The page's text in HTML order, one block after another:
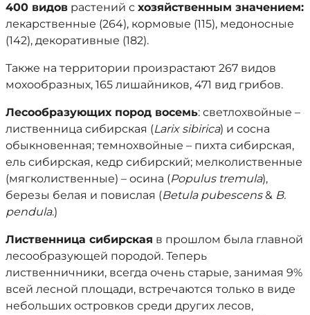
400 видов растений с хозяйственным значением:
лекарственные (264), кормовые (115), медоносные
(142), декоративные (182).
Также на территории произрастают 267 видов
мохообразных, 165 лишайников, 471 вид грибов.
Лесообразующих пород восемь: светлохвойные –
лиственница сибирская (Larix sibirica) и сосна
обыкновенная; темнохвойные – пихта сибирская,
ель сибирская, кедр сибирский; мелколиственные
(мягколиственные) – осина (Populus tremula),
березы белая и повислая (Betula pubescens& B.
pendula.)
Лиственница сибирская в прошлом была главной
лесообразующей породой. Теперь
лиственничники, всегда очень старые, занимая 9%
всей лесной площади, встречаются только в виде
небольших островков среди других лесов,